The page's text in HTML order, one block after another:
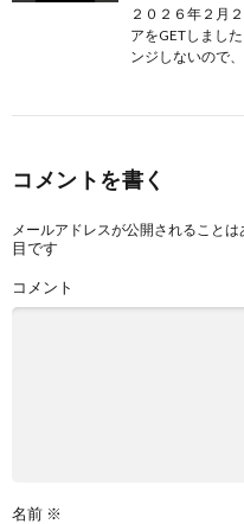
２０２６年２月
アをGETしまし
ンジしないので
コメントを書く
メールアドレスが公開されることは
目です
コメント
名前 ※